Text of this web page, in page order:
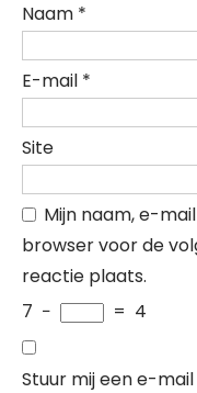
Naam *
E-mail *
Site
Mijn naam, e-
browser voor de
reactie plaats.
7 − = 4
Stuur mij een e-